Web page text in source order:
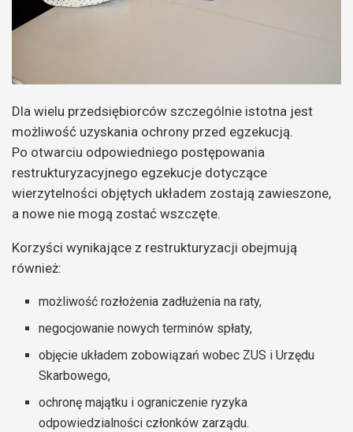
Dla wielu przedsiębiorców szczególnie istotna jest
możliwość uzyskania ochrony przed egzekucją.
Po otwarciu odpowiedniego postępowania
restrukturyzacyjnego egzekucje dotyczące
wierzytelności objętych układem zostają zawieszone,
a nowe nie mogą zostać wszczęte.
Korzyści wynikające z restrukturyzacji obejmują
również:
możliwość rozłożenia zadłużenia na raty,
negocjowanie nowych terminów spłaty,
objęcie układem zobowiązań wobec ZUS i Urzędu
Skarbowego,
ochronę majątku i ograniczenie ryzyka
odpowiedzialności członków zarządu.